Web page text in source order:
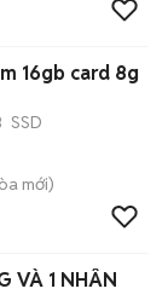
16gb card 8g
SSD
mới)
VÀ 1 NHÂN